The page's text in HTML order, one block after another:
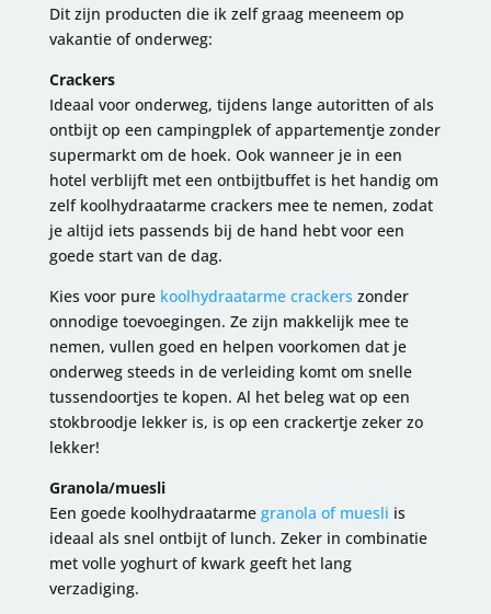
Dit zijn producten die ik zelf graag meeneem op
vakantie of onderweg:
Crackers
Ideaal voor onderweg, tijdens lange autoritten of als
ontbijt op een campingplek of appartementje zonder
supermarkt om de hoek. Ook wanneer je in een
hotel verblijft met een ontbijtbuffet is het handig om
zelf koolhydraatarme crackers mee te nemen, zodat
je altijd iets passends bij de hand hebt voor een
goede start van de dag.
Kies voor pure koolhydraatarme crackers zonder
onnodige toevoegingen. Ze zijn makkelijk mee te
nemen, vullen goed en helpen voorkomen dat je
onderweg steeds in de verleiding komt om snelle
tussendoortjes te kopen. Al het beleg wat op een
stokbroodje lekker is, is op een crackertje zeker zo
lekker!
Granola/muesli
Een goede koolhydraatarme granola of muesli is
ideaal als snel ontbijt of lunch. Zeker in combinatie
met volle yoghurt of kwark geeft het lang
verzadiging.